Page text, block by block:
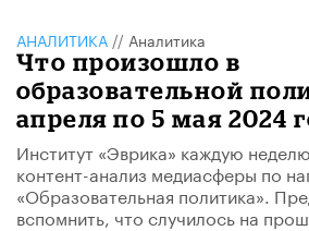
АНАЛИТИКА // Аналитика
Что произошло в
образовательной
апреля по 5 мая 2024
Институт «Эврика» каждую
контент-анализ медиасферы по
«Образовательная политика».
вспомнить, что случилось на